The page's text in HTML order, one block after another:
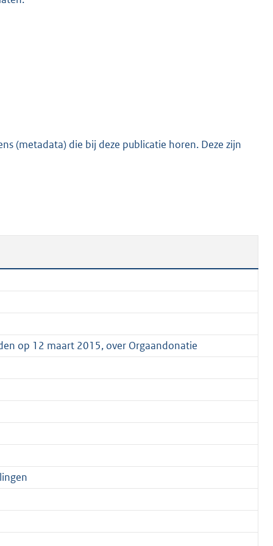
(metadata) die bij deze publicatie horen. Deze zijn
op 12 maart 2015, over Orgaandonatie